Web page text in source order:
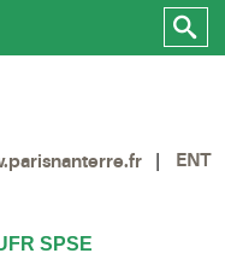
ENT
SPSE